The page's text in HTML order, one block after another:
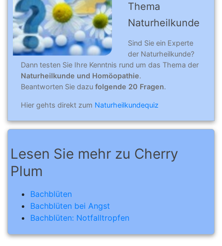
Thema
Naturheilkunde
Sind Sie ein Experte
der Naturheilkunde?
Dann testen Sie Ihre Kenntnis rund um das Thema der
Naturheilkunde und Homöopathie.
Beantworten Sie dazu folgende 20 Fragen.
Hier gehts direkt zum Naturheilkundequiz
Lesen Sie mehr zu Cherry
Plum
Bachblüten
Bachblüten bei Angst
Bachblüten: Notfalltropfen